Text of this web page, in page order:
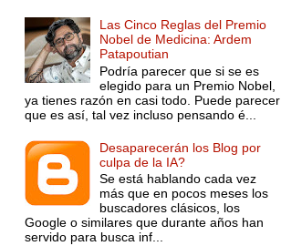
Las Cinco Reglas del Premio
Nobel de Medicina: Ardem
Patapoutian
Podría parecer que si se es
elegido para un Premio Nobel,
ya tienes razón en casi todo. Puede parecer
que es así, tal vez incluso pensando é...
Desaparecerán los Blog por
culpa de la IA?
Se está hablando cada vez
más que en pocos meses los
buscadores clásicos, los
Google o similares que durante años han
servido para busca inf...